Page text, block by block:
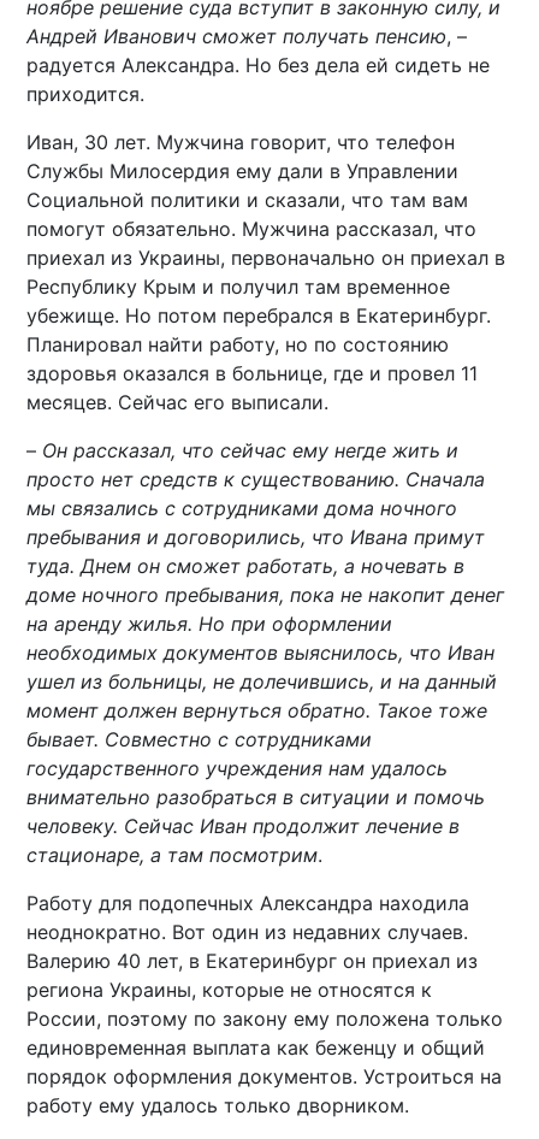
ноябре решение суда вступит в законную силу, и
Андрей Иванович сможет получать пенсию, –
радуется Александра. Но без дела ей сидеть не
приходится.
Иван, 30 лет. Мужчина говорит, что телефон
Службы Милосердия ему дали в Управлении
Социальной политики и сказали, что там вам
помогут обязательно. Мужчина рассказал, что
приехал из Украины, первоначально он приехал в
Республику Крым и получил там временное
убежище. Но потом перебрался в Екатеринбург.
Планировал найти работу, но по состоянию
здоровья оказался в больнице, где и провел 11
месяцев. Сейчас его выписали.
– Он рассказал, что сейчас ему негде жить и
просто нет средств к существованию. Сначала
мы связались с сотрудниками дома ночного
пребывания и договорились, что Ивана примут
туда. Днем он сможет работать, а ночевать в
доме ночного пребывания, пока не накопит денег
на аренду жилья. Но при оформлении
необходимых документов выяснилось, что Иван
ушел из больницы, не долечившись, и на данный
момент должен вернуться обратно. Такое тоже
бывает. Совместно с сотрудниками
государственного учреждения нам удалось
внимательно разобраться в ситуации и помочь
человеку. Сейчас Иван продолжит лечение в
стационаре, а там посмотрим.
Работу для подопечных Александра находила
неоднократно. Вот один из недавних случаев.
Валерию 40 лет, в Екатеринбург он приехал из
региона Украины, которые не относятся к
России, поэтому по закону ему положена только
единовременная выплата как беженцу и общий
порядок оформления документов. Устроиться на
работу ему удалось только дворником.